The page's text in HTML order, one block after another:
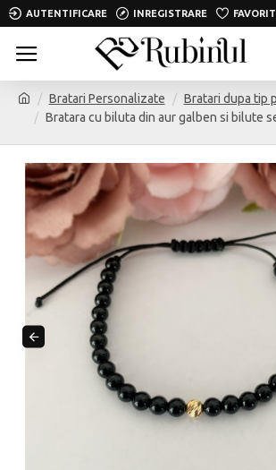
AUTENTIFICARE INREGISTRARE
Bratari Personalizate Bratari dupa tip
Bratara cu biluta din aur galben si bilute